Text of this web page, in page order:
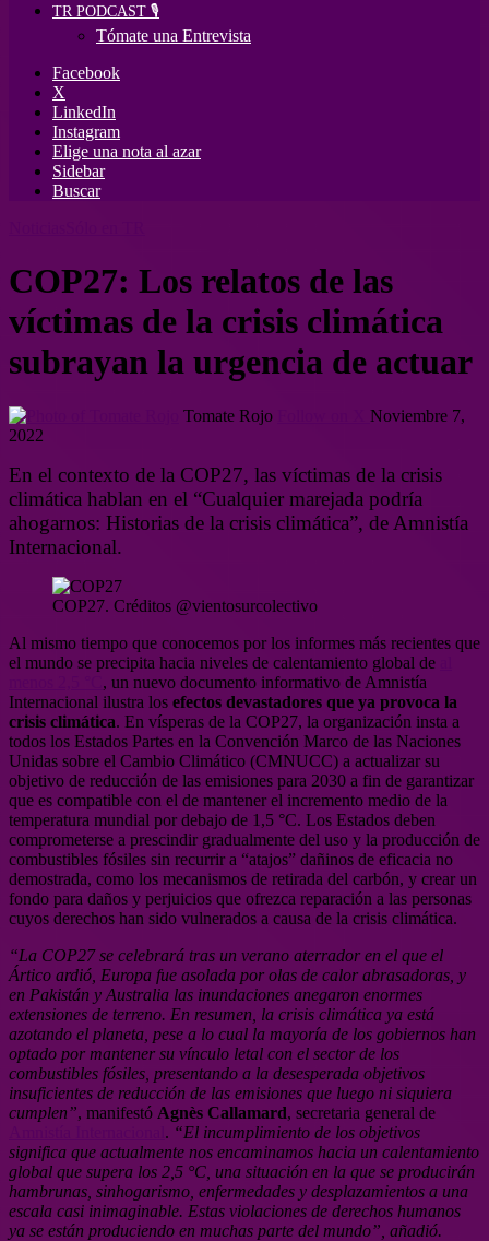
TR PODCAST 🎙️
Tómate una Entrevista
Facebook
X
LinkedIn
Instagram
Elige una nota al azar
Sidebar
Buscar
COP27: Los relatos de las
víctimas de la crisis climática
subrayan la urgencia de actuar
Tomate Rojo
Noviembre 7,
2022
En el contexto de la COP27, las víctimas de la crisis
climática hablan en el “Cualquier marejada podría
ahogarnos: Historias de la crisis climática”, de Amnistía
Internacional.
COP27. Créditos @vientosurcolectivo
Al mismo tiempo que conocemos por los informes más recientes que
el mundo se precipita hacia niveles de calentamiento global de
, un nuevo documento informativo de Amnistía
Internacional ilustra los efectos devastadores que ya provoca la
crisis climática. En vísperas de la COP27, la organización insta a
todos los Estados Partes en la Convención Marco de las Naciones
Unidas sobre el Cambio Climático (CMNUCC) a actualizar su
objetivo de reducción de las emisiones para 2030 a fin de garantizar
que es compatible con el de mantener el incremento medio de la
temperatura mundial por debajo de 1,5 °C. Los Estados deben
comprometerse a prescindir gradualmente del uso y la producción de
combustibles fósiles sin recurrir a “atajos” dañinos de eficacia no
demostrada, como los mecanismos de retirada del carbón, y crear un
fondo para daños y perjuicios que ofrezca reparación a las personas
cuyos derechos han sido vulnerados a causa de la crisis climática.
“La COP27 se celebrará tras un verano aterrador en el que el
Ártico ardió, Europa fue asolada por olas de calor abrasadoras, y
en Pakistán y Australia las inundaciones anegaron enormes
extensiones de terreno. En resumen, la crisis climática ya está
azotando el planeta, pese a lo cual la mayoría de los gobiernos han
optado por mantener su vínculo letal con el sector de los
combustibles fósiles, presentando a la desesperada objetivos
insuficientes de reducción de las emisiones que luego ni siquiera
cumplen”, manifestó Agnès Callamard, secretaria general de
. “El incumplimiento de los objetivos
significa que actualmente nos encaminamos hacia un calentamiento
global que supera los 2,5 °C, una situación en la que se producirán
hambrunas, sinhogarismo, enfermedades y desplazamientos a una
escala casi inimaginable. Estas violaciones de derechos humanos
ya se están produciendo en muchas parte del mundo”, añadió.